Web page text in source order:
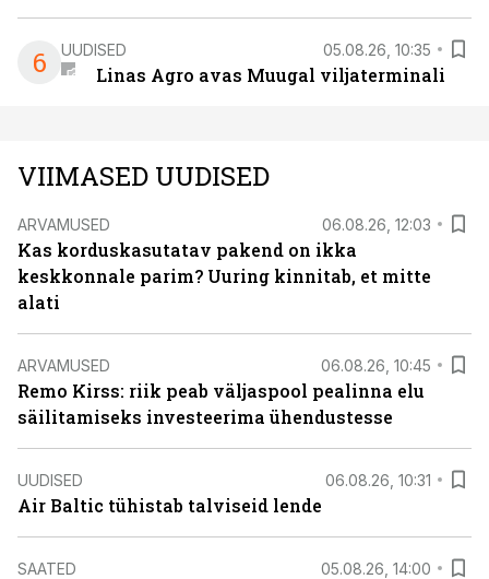
6 UUDISED 05.08.26, 10:35
Linas Agro avas Muugal viljaterminali
VIIMASED UUDISED
ARVAMUSED 06.08.26, 12:03
Kas korduskasutatav pakend on ikka
keskkonnale parim? Uuring kinnitab, et mitte
alati
ARVAMUSED 06.08.26, 10:45
Remo Kirss: riik peab väljaspool pealinna elu
säilitamiseks investeerima ühendustesse
UUDISED 06.08.26, 10:31
Air Baltic tühistab talviseid lende
SAATED 05.08.26, 14:00